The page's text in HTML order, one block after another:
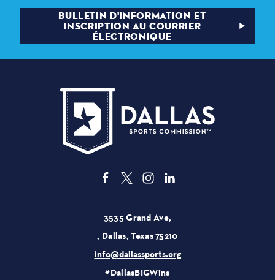
BULLETIN D'INFORMATION ET
INSCRIPTION AU COURRIER
ÉLECTRONIQUE
3535 Grand Ave,
, Dallas, Texas 75210
info@dallassports.org
#DallasBIGWins